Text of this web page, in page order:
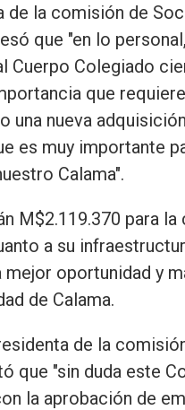
de la comisión de
que "en lo
Cuerpo Colegiado
que
una nueva
es muy importante
Calama".
M$2.119.370 para
a su
mejor oportunidad y
de Calama.
de la
que "sin duda este
la aprobación de